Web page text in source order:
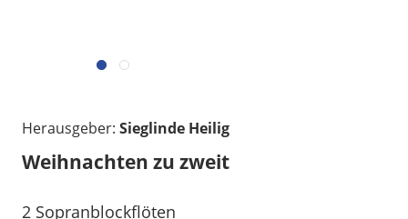
Herausgeber: Sieglinde Heilig
Weihnachten zu zweit
2 Sopranblockflöten